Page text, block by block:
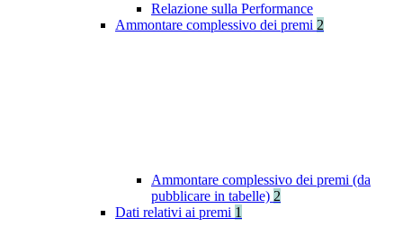
Relazione sulla Performance
Ammontare complessivo dei premi 2
Ammontare complessivo dei premi (da
pubblicare in tabelle) 2
Dati relativi ai premi 1